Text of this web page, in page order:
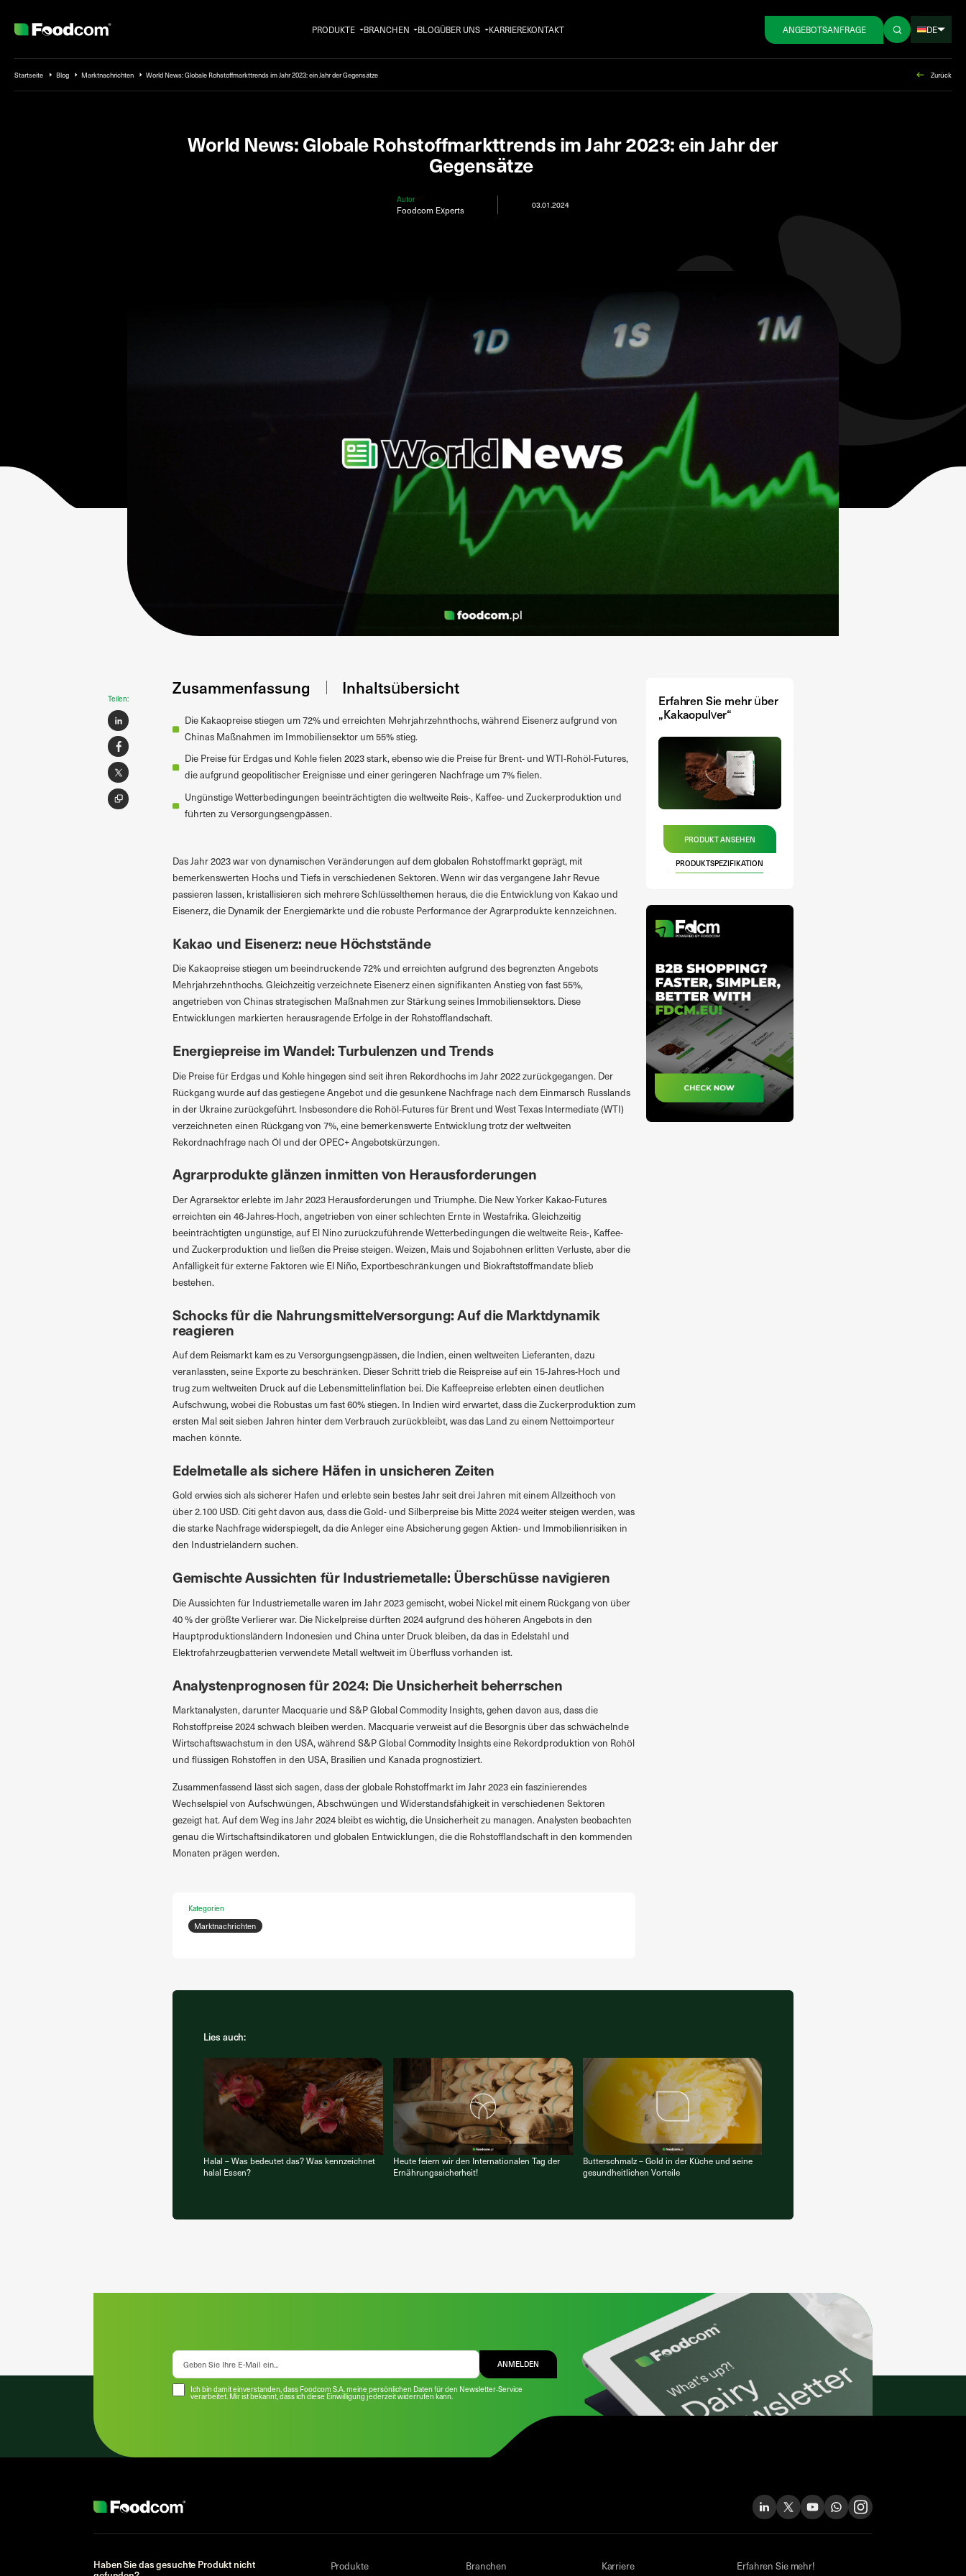
PRODUKTE BRANCHEN BLOGÜBER UNS KARRIEREKONTAKT ANGEBOTSANFRAGE DE
Startseite Blog Marktnachrichten World News: Globale Rohstoffmarkttrends im Jahr 2023: ein Jahr der Gegensätze Zurück
World News: Globale Rohstoffmarkttrends im Jahr 2023: ein Jahr der
Gegensätze
Autor
Foodcom Experts 03.01.2024
Teilen:
Zusammenfassung Inhaltsübersicht
Die Kakaopreise stiegen um 72% und erreichten Mehrjahrzehnthochs, während Eisenerz aufgrund von
Chinas Maßnahmen im Immobiliensektor um 55% stieg.
Die Preise für Erdgas und Kohle fielen 2023 stark, ebenso wie die Preise für Brent- und WTI-Rohöl-Futures,
die aufgrund geopolitischer Ereignisse und einer geringeren Nachfrage um 7% fielen.
Ungünstige Wetterbedingungen beeinträchtigten die weltweite Reis-, Kaffee- und Zuckerproduktion und
führten zu Versorgungsengpässen.
Das Jahr 2023 war von dynamischen Veränderungen auf dem globalen Rohstoffmarkt geprägt, mit
bemerkenswerten Hochs und Tiefs in verschiedenen Sektoren. Wenn wir das vergangene Jahr Revue
passieren lassen, kristallisieren sich mehrere Schlüsselthemen heraus, die die Entwicklung von Kakao und
Eisenerz, die Dynamik der Energiemärkte und die robuste Performance der Agrarprodukte kennzeichnen.
Kakao und Eisenerz: neue Höchststände
Die Kakaopreise stiegen um beeindruckende 72% und erreichten aufgrund des begrenzten Angebots
Mehrjahrzehnthochs. Gleichzeitig verzeichnete Eisenerz einen signifikanten Anstieg von fast 55%,
angetrieben von Chinas strategischen Maßnahmen zur Stärkung seines Immobiliensektors. Diese
Entwicklungen markierten herausragende Erfolge in der Rohstofflandschaft.
Energiepreise im Wandel: Turbulenzen und Trends
Die Preise für Erdgas und Kohle hingegen sind seit ihren Rekordhochs im Jahr 2022 zurückgegangen. Der
Rückgang wurde auf das gestiegene Angebot und die gesunkene Nachfrage nach dem Einmarsch Russlands
in der Ukraine zurückgeführt. Insbesondere die Rohöl-Futures für Brent und West Texas Intermediate (WTI)
verzeichneten einen Rückgang von 7%, eine bemerkenswerte Entwicklung trotz der weltweiten
Rekordnachfrage nach Öl und der OPEC+ Angebotskürzungen.
Agrarprodukte glänzen inmitten von Herausforderungen
Der Agrarsektor erlebte im Jahr 2023 Herausforderungen und Triumphe. Die New Yorker Kakao-Futures
erreichten ein 46-Jahres-Hoch, angetrieben von einer schlechten Ernte in Westafrika. Gleichzeitig
beeinträchtigten ungünstige, auf El Nino zurückzuführende Wetterbedingungen die weltweite Reis-, Kaffee-
und Zuckerproduktion und ließen die Preise steigen. Weizen, Mais und Sojabohnen erlitten Verluste, aber die
Anfälligkeit für externe Faktoren wie El Niño, Exportbeschränkungen und Biokraftstoffmandate blieb
bestehen.
Schocks für die Nahrungsmittelversorgung: Auf die Marktdynamik
reagieren
Auf dem Reismarkt kam es zu Versorgungsengpässen, die Indien, einen weltweiten Lieferanten, dazu
veranlassten, seine Exporte zu beschränken. Dieser Schritt trieb die Reispreise auf ein 15-Jahres-Hoch und
trug zum weltweiten Druck auf die Lebensmittelinflation bei. Die Kaffeepreise erlebten einen deutlichen
Aufschwung, wobei die Robustas um fast 60% stiegen. In Indien wird erwartet, dass die Zuckerproduktion zum
ersten Mal seit sieben Jahren hinter dem Verbrauch zurückbleibt, was das Land zu einem Nettoimporteur
machen könnte.
Edelmetalle als sichere Häfen in unsicheren Zeiten
Gold erwies sich als sicherer Hafen und erlebte sein bestes Jahr seit drei Jahren mit einem Allzeithoch von
über 2.100 USD. Citi geht davon aus, dass die Gold- und Silberpreise bis Mitte 2024 weiter steigen werden, was
die starke Nachfrage widerspiegelt, da die Anleger eine Absicherung gegen Aktien- und Immobilienrisiken in
den Industrieländern suchen.
Gemischte Aussichten für Industriemetalle: Überschüsse navigieren
Die Aussichten für Industriemetalle waren im Jahr 2023 gemischt, wobei Nickel mit einem Rückgang von über
40 % der größte Verlierer war. Die Nickelpreise dürften 2024 aufgrund des höheren Angebots in den
Hauptproduktionsländern Indonesien und China unter Druck bleiben, da das in Edelstahl und
Elektrofahrzeugbatterien verwendete Metall weltweit im Überfluss vorhanden ist.
Analystenprognosen für 2024: Die Unsicherheit beherrschen
Marktanalysten, darunter Macquarie und S&P Global Commodity Insights, gehen davon aus, dass die
Rohstoffpreise 2024 schwach bleiben werden. Macquarie verweist auf die Besorgnis über das schwächelnde
Wirtschaftswachstum in den USA, während S&P Global Commodity Insights eine Rekordproduktion von Rohöl
und flüssigen Rohstoffen in den USA, Brasilien und Kanada prognostiziert.
Zusammenfassend lässt sich sagen, dass der globale Rohstoffmarkt im Jahr 2023 ein faszinierendes
Wechselspiel von Aufschwüngen, Abschwüngen und Widerstandsfähigkeit in verschiedenen Sektoren
gezeigt hat. Auf dem Weg ins Jahr 2024 bleibt es wichtig, die Unsicherheit zu managen. Analysten beobachten
genau die Wirtschaftsindikatoren und globalen Entwicklungen, die die Rohstofflandschaft in den kommenden
Monaten prägen werden.
Kategorien
Marktnachrichten
Erfahren Sie mehr über
„Kakaopulver“
PRODUKT ANSEHEN
PRODUKTSPEZIFIKATION
Lies auch:
Halal – Was bedeutet das? Was kennzeichnet
halal Essen?
Heute feiern wir den Internationalen Tag der
Ernährungssicherheit!
Butterschmalz – Gold in der Küche und seine
gesundheitlichen Vorteile
Ich bin damit einverstanden, dass Foodcom S.A. meine persönlichen Daten für den Newsletter-Service
verarbeitet. Mir ist bekannt, dass ich diese Einwilligung jederzeit widerrufen kann.
ANMELDEN
Haben Sie das gesuchte Produkt nicht
Produkte Branchen Karriere Erfahren Sie mehr!